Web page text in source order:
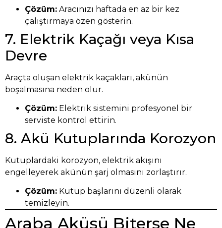
Çözüm: Aracınızı haftada en az bir kez
çalıştırmaya özen gösterin.
7. Elektrik Kaçağı veya Kısa
Devre
Araçta oluşan elektrik kaçakları, akünün
boşalmasına neden olur.
Çözüm: Elektrik sistemini profesyonel bir
serviste kontrol ettirin.
8. Akü Kutuplarında Korozyon
Kutuplardaki korozyon, elektrik akışını
engelleyerek akünün şarj olmasını zorlaştırır.
Çözüm: Kutup başlarını düzenli olarak
temizleyin.
Araba Aküsü Biterse Ne